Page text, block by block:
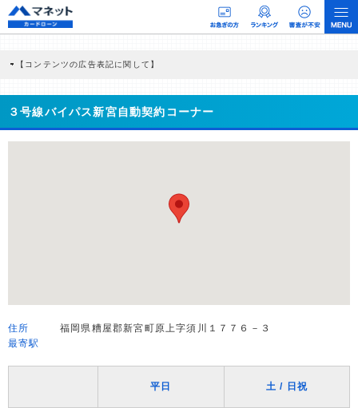
【コンテンツの広告表記に関して】
商品を根拠なくPRするものではなく、当編集部の調査／ユーザーへの口コミ収集な
どに基づき、公平性を担保した情報提供を行っています。
>提携企業一覧
３号線バイパス新宮自動契約コーナー
住所
福岡県糟屋郡新宮町原上字須川１７７６－３
最寄駅
平日 土 / 日祝